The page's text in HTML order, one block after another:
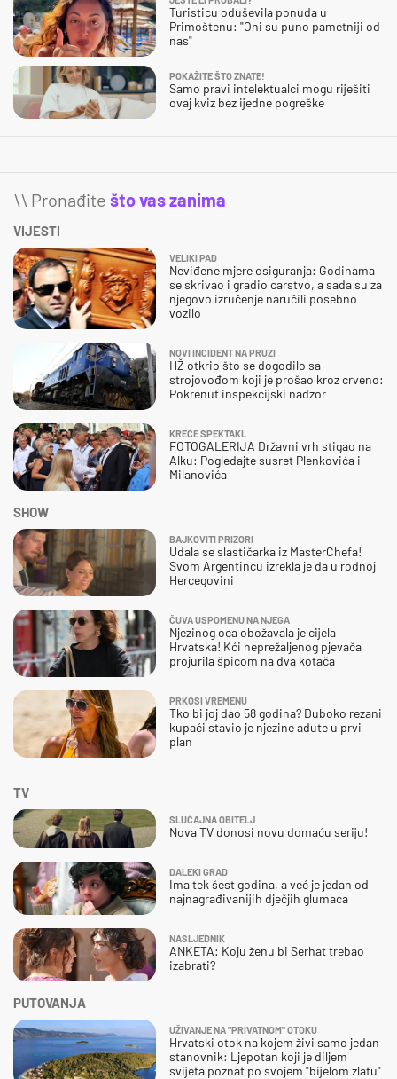
Turisticu oduševila ponuda u
Primoštenu: "Oni su puno pametniji od
nas"
POKAŽITE ŠTO ZNATE!
Samo pravi intelektualci mogu riješiti
ovaj kviz bez ijedne pogreške
\\ Pronađite što vas zanima
VIJESTI
VELIKI PAD
Neviđene mjere osiguranja: Godinama
se skrivao i gradio carstvo, a sada su za
njegovo izručenje naručili posebno
vozilo
NOVI INCIDENT NA PRUZI
HŽ otkrio što se dogodilo sa
strojovođom koji je prošao kroz crveno:
Pokrenut inspekcijski nadzor
KREĆE SPEKTAKL
FOTOGALERIJA Državni vrh stigao na
Alku: Pogledajte susret Plenkovića i
Milanovića
SHOW
BAJKOVITI PRIZORI
Udala se slastičarka iz MasterChefa!
Svom Argentincu izrekla je da u rodnoj
Hercegovini
ČUVA USPOMENU NA NJEGA
Njezinog oca obožavala je cijela
Hrvatska! Kći neprežaljenog pjevača
projurila špicom na dva kotača
PRKOSI VREMENU
Tko bi joj dao 58 godina? Duboko rezani
kupaći stavio je njezine adute u prvi
plan
TV
SLUČAJNA OBITELJ
Nova TV donosi novu domaću seriju!
DALEKI GRAD
Ima tek šest godina, a već je jedan od
najnagrađivanijih dječjih glumaca
NASLJEDNIK
ANKETA: Koju ženu bi Serhat trebao
izabrati?
PUTOVANJA
UŽIVANJE NA "PRIVATNOM" OTOKU
Hrvatski otok na kojem živi samo jedan
stanovnik: Ljepotan koji je diljem
svijeta poznat po svojem "bijelom zlatu"